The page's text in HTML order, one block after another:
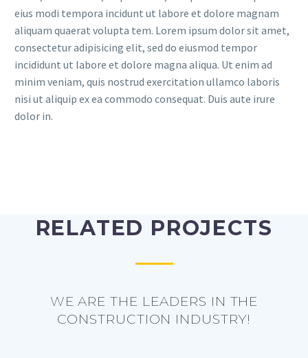
eius modi tempora incidunt ut labore et dolore magnam
aliquam quaerat volupta tem. Lorem ipsum dolor sit amet,
consectetur adipisicing elit, sed do eiusmod tempor
incididunt ut labore et dolore magna aliqua. Ut enim ad
minim veniam, quis nostrud exercitation ullamco laboris
nisi ut aliquip ex ea commodo consequat. Duis aute irure
dolor in.
RELATED PROJECTS
WE ARE THE LEADERS IN THE
CONSTRUCTION INDUSTRY!